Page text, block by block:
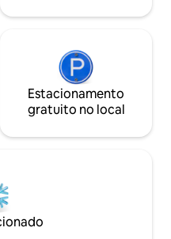
Estacionamento
gratuito no local